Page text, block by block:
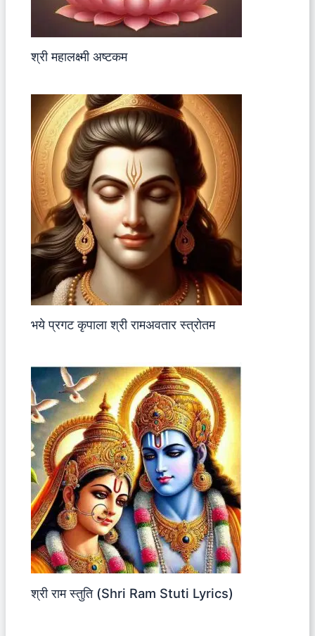
श्री महालक्ष्मी अष्टकम
भये प्रगट कृपाला श्री रामअवतार स्त्रोतम
श्री राम स्तुति (Shri Ram Stuti Lyrics)